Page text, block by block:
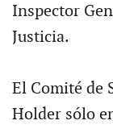
Inspector
Justicia.
El Comité de
Holder sólo